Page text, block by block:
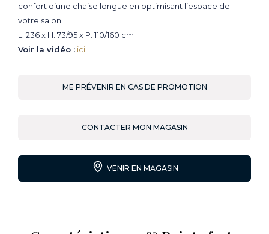
confort d’une chaise longue en optimisant l’espace de
votre salon.
L. 236 x H. 73/95 x P. 110/160 cm
Voir la vidéo : ici
ME PRÉVENIR EN CAS DE PROMOTION
CONTACTER MON MAGASIN
VENIR EN MAGASIN